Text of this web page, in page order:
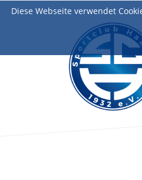
Diese Webseite verwendet